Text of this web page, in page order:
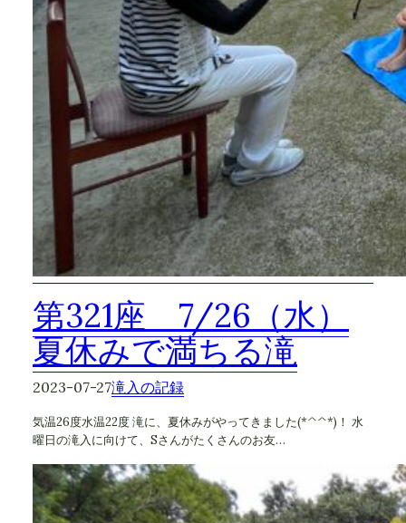
第321座 7/26（水）
夏休みで満ちる滝
2023-07-27滝入の記録
気温26度水温22度 滝に、夏休みがやってきました(*^^*)！ 水
曜日の滝入に向けて、Sさんがたくさんのお友…